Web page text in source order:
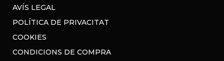
AVÍS LEGAL
POLÍTICA DE PRIVACITAT
COOKIES
CONDICIONS DE COMPRA